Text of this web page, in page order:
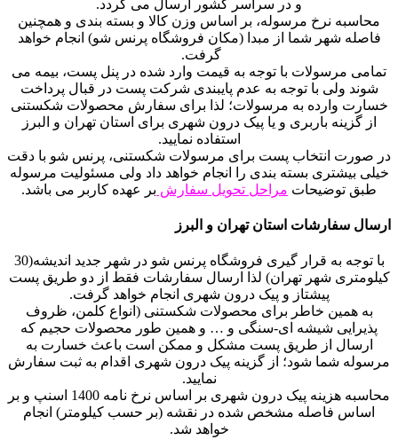
و در سراسر کشور ارسال می گردد.
محاسبه نرخ مرسوله، بر اساس وزن کالا و بسته بندی و همچنین
فاصله شهر شما از مبدا (مکان فروشگاه پرنس شو) انجام خواهد
گرفت.
تمامی مرسولات با توجه به قیمت وارد شده در پنل پست، بیمه می
شوند ولی با توجه به عدم پایبندی شرکت پست در قبال پرداخت
خسارت وارده به مرسولات؛ لذا برای سفارش محصولات شکستنی
از گزینه باربری و یا پیک درون شهری برای استان تهران و البرز
استفاده نمایید.
در صورت انتخاب پست برای مرسولات شکستنی، پرنس شو با دقت
خیلی بیشتری بسته بندی را انجام خواهد داد ولی مسئولیت مرسوله
طبق توضیحات مراحل تحویل سفارش بر عهده کاربر می باشد.
ارسال سفارشات استان تهران و البرز
با توجه به قرار گیری فروشگاه پرنس شو در شهر جدید اندیشه(30
کیلومتری شهر تهران) لذا ارسال سفارشات فقط از دو طریق پست
پیشتاز و پیک درون شهری انجام خواهد گرفت.
به همین خاطر برای محصولات شکستنی (انواع کلمن، ظروف
پذیرایی شیشه ای-سنگی و … و همین طور محصولات حجیم که
ارسال از طریق پست مشکل و ممکن است باعث خسارت به
مرسوله شما شود؛ از گزینه پیک درون شهری اقدام به ثبت سفارش
نمایید.
محاسبه هزینه پیک درون شهری بر اساس نرخ نامه 1400 اسنپ و بر
اساس فاصله مشخص شده در نقشه (بر حسب کیلومتر) انجام
خواهد شد.